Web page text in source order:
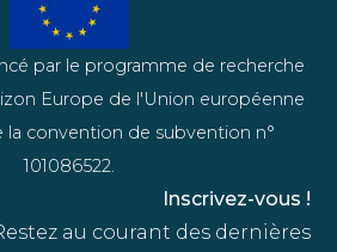
au courant des dernières
Inscrivez-vous !
par le programme de recherche
Europe de l'Union européenne
la convention de subvention n°
101086522.